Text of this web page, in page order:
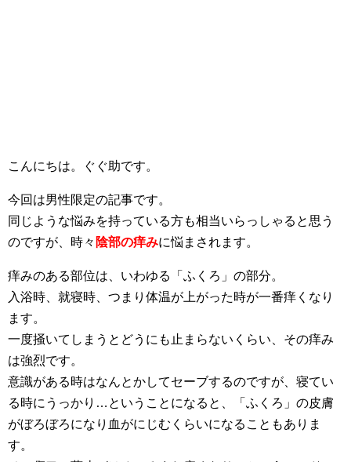
こんにちは。ぐぐ助です。
今回は男性限定の記事です。
同じような悩みを持っている方も相当いらっしゃると思う
のですが、時々 陰部の痒みに悩まされます。
痒みのある部位は、いわゆる「ふくろ」の部分。
入浴時、就寝時、つまり体温が上がった時が一番痒くなり
ます。
一度掻いてしまうとどうにも止まらないくらい、その痒み
は強烈です。
意識がある時はなんとかしてセーブするのですが、寝てい
る時にうっかり…ということになると、「ふくろ」の皮膚
がぼろぼろになり血がにじむくらいになることもありま
す。